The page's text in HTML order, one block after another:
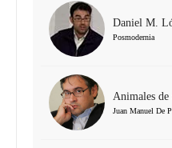
Daniel M.
Posmodernia
Animales de
Juan Manuel De